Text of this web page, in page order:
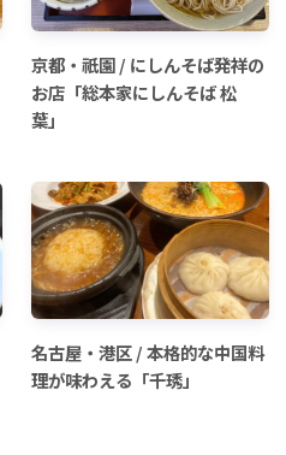
京都・祇園 / にしんそば発祥の
お店「総本家にしんそば 松
葉」
名古屋・港区 / 本格的な中国料
理が味わえる「千琇」